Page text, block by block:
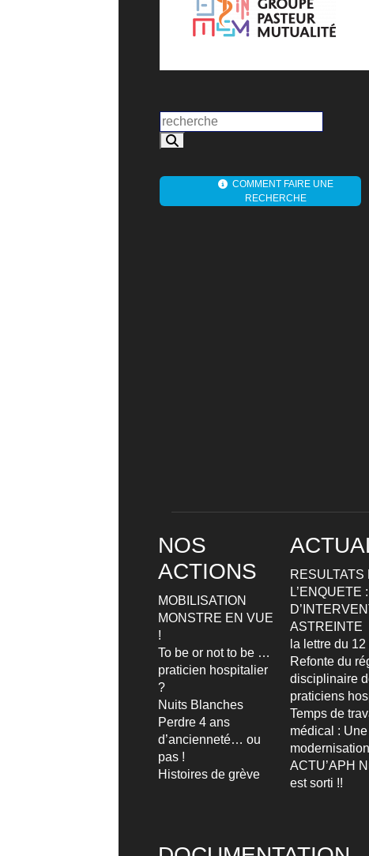
COMMENT FAIRE UNE
RECHERCHE
NOS
ACTIONS
MOBILISATION
MONSTRE EN VUE
!
To be or not to be …
praticien hospitalier
?
Nuits Blanches
Perdre 4 ans
d’ancienneté… ou
pas !
Histoires de grève
RESULTATS
L’ENQUETE
ASTREINTE
la lettre du
Refonte du
disciplinaire
praticiens
Temps de
médical : Une
ACTU’APH
est sorti !!